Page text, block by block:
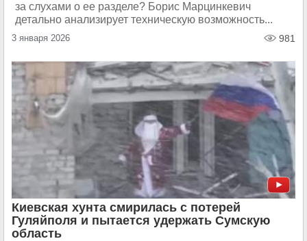
за слухами о ее разделе? Борис Марцинкевич
детально анализирует техническую возможность...
3 января 2026 981
Киевская хунта смирилась с потерей
Гуляйполя и пытается удержать Сумскую
область